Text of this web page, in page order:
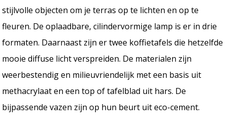
stijlvolle objecten om je terras op te lichten en op te
fleuren. De oplaadbare, cilindervormige lamp is er in drie
formaten. Daarnaast zijn er twee koffietafels die hetzelfde
mooie diffuse licht verspreiden. De materialen zijn
weerbestendig en milieuvriendelijk met een basis uit
methacrylaat en een top of tafelblad uit hars. De
bijpassende vazen zijn op hun beurt uit eco-cement.